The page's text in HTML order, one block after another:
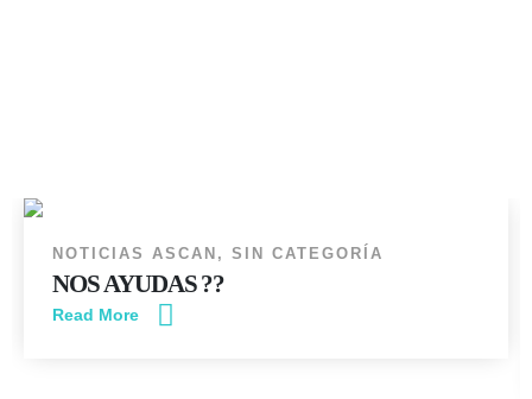
NOTICIAS ASCAN , SIN CATEGORÍA
NOS AYUDAS ??
Read More